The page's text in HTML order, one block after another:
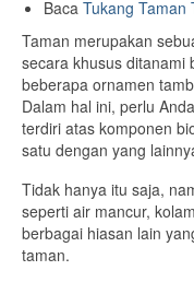
Baca Tukang Taman
Taman merupakan
secara khusus ditanami
beberapa ornamen
Dalam hal ini, perlu
terdiri atas komponen
satu dengan yang
Tidak hanya itu saja,
seperti air mancur,
berbagai hiasan lain
taman.